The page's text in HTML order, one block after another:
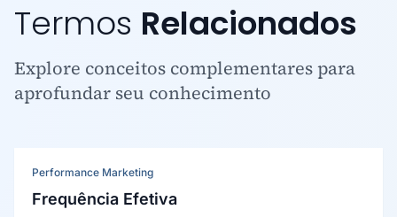
Termos Relacionados
Explore conceitos complementares para
aprofundar seu conhecimento
Performance Marketing
Frequência Efetiva